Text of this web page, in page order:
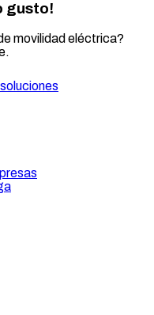
gusto!
movilidad eléctrica?